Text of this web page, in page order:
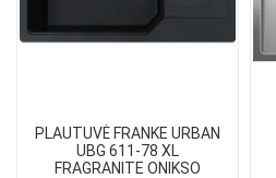
PLAUTUVĖ FRANKE URBAN
UBG 611-78 XL
FRAGRANITE ONIKSO